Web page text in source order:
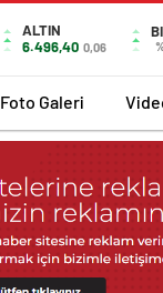
ALTIN
6.496,40 0,06
Foto Galeri